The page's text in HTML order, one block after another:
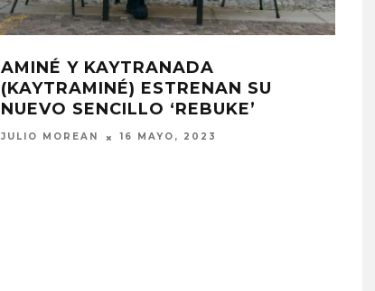
AMINÉ Y KAYTRANADA
(KAYTRAMINÉ) ESTRENAN SU
NUEVO SENCILLO ‘REBUKE’
JULIO MOREAN 16 MAYO, 2023